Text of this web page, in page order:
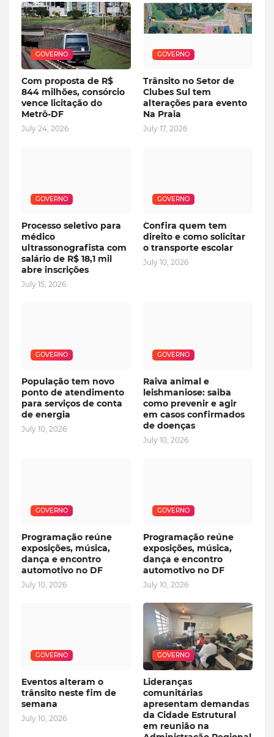
GOVERNO
Com proposta de R$
844 milhões, consórcio
vence licitação do
Metrô-DF
July 24, 2026
GOVERNO
Trânsito no Setor de
Clubes Sul tem
alterações para evento
Na Praia
July 17, 2026
GOVERNO
Processo seletivo para
médico
ultrassonografista com
salário de R$ 18,1 mil
abre inscrições
July 15, 2026
GOVERNO
Confira quem tem
direito e como solicitar
o transporte escolar
July 10, 2026
GOVERNO
População tem novo
ponto de atendimento
para serviços de conta
de energia
July 10, 2026
GOVERNO
Raiva animal e
leishmaniose: saiba
como prevenir e agir
em casos confirmados
de doenças
July 10, 2026
GOVERNO
Programação reúne
exposições, música,
dança e encontro
automotivo no DF
July 10, 2026
GOVERNO
Programação reúne
exposições, música,
dança e encontro
automotivo no DF
July 10, 2026
GOVERNO
Eventos alteram o
trânsito neste fim de
semana
July 10, 2026
GOVERNO
Lideranças
comunitárias
apresentam demandas
da Cidade Estrutural
em reunião na